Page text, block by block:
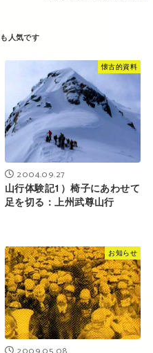
懐古的資料
2004.09.27
山行体験記1）椅子にあわせて
足を切る：上州武尊山行
お知らせ